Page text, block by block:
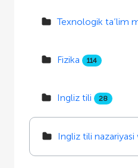
Texnologik ta’lim
Fizika 114
Ingliz tili 28
Ingliz tili